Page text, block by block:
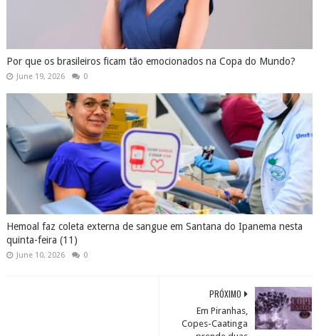
Hemoal faz coleta externa de sangue em Santana do Ipanema nesta
quinta-feira (11)
June 10, 2026 0
PRÓXIMO
Em Piranhas,
Copes-Caatinga
prende duas
pessoas por tráfico
de drogas
COMENTÁRIOS
Nenhum comentário